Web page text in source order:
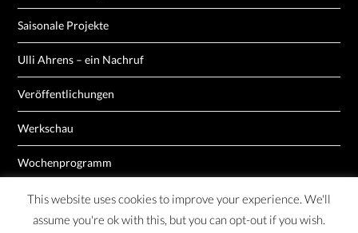
Saisonale Projekte
Ulli Ahrens – ein Nachruf
Veröffentlichungen
Werkschau
Wochenprogramm
This website uses cookies to improve your experience. We'll
assume you're ok with this, but you can opt-out if you wish.